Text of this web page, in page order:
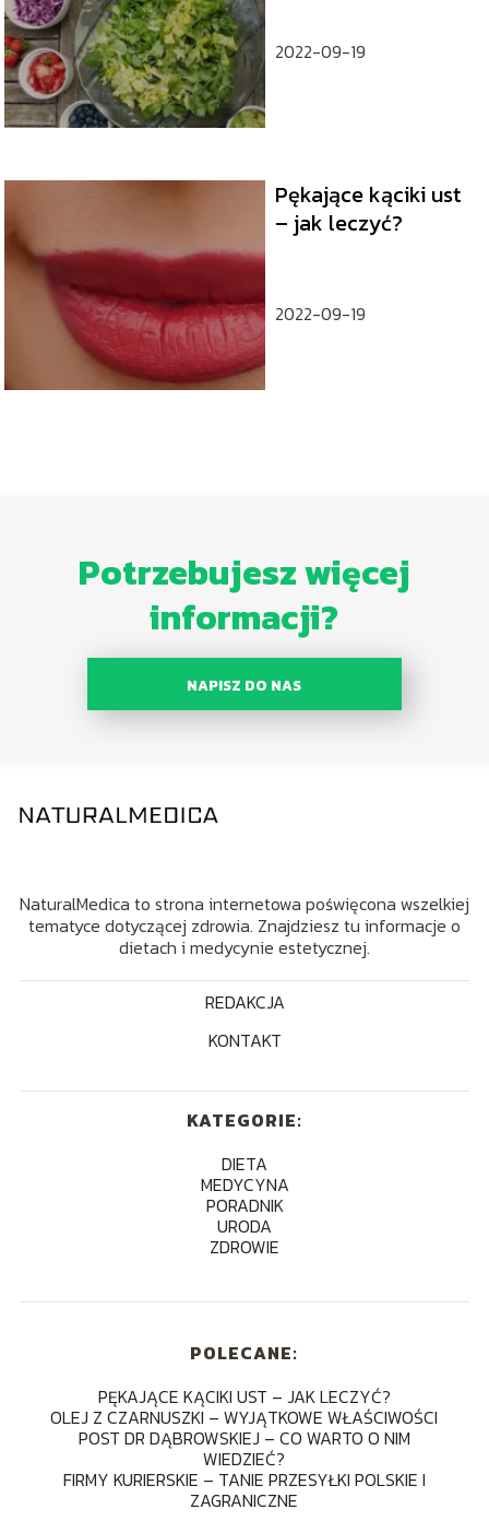
2022-09-19
Pękające kąciki ust
– jak leczyć?
2022-09-19
Potrzebujesz więcej
informacji?
NAPISZ DO NAS
NaturalMedica to strona internetowa poświęcona wszelkiej
tematyce dotyczącej zdrowia. Znajdziesz tu informacje o
dietach i medycynie estetycznej.
REDAKCJA
KONTAKT
KATEGORIE:
DIETA
MEDYCYNA
PORADNIK
URODA
ZDROWIE
POLECANE:
PĘKAJĄCE KĄCIKI UST – JAK LECZYĆ?
OLEJ Z CZARNUSZKI – WYJĄTKOWE WŁAŚCIWOŚCI
POST DR DĄBROWSKIEJ – CO WARTO O NIM
WIEDZIEĆ?
FIRMY KURIERSKIE – TANIE PRZESYŁKI POLSKIE I
ZAGRANICZNE